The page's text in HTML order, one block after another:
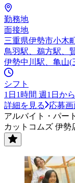
勤務地
面接地
三重県伊勢市小木
鳥羽駅、鵜方駅、
伊勢中川駅、亀山(
シフト
1日1時間 週1日か
詳細を見る
応募
アルバイト・パート
カットコムズ 伊勢